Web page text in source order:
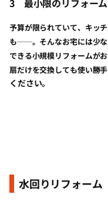
3 最小限のリフォー
予算が限られていて、キッ
も──。そんなお宅には少な
できる小規模リフォームが
扇だけを交換しても使い勝
ください。
水回りリフォーム